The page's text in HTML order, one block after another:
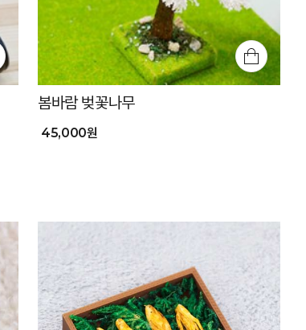
봄바람 벚꽃나무
45,000원